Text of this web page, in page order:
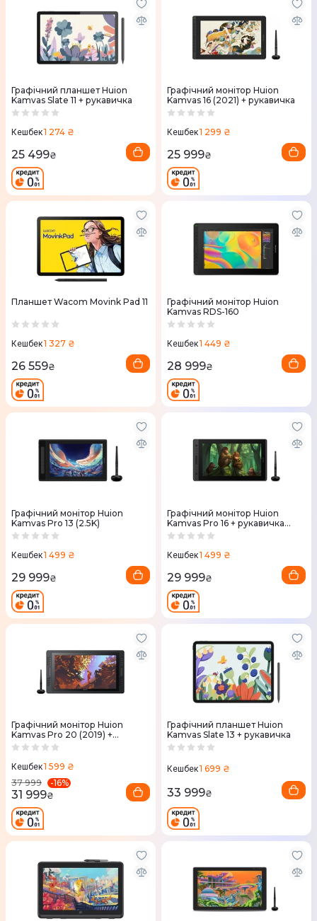
Графічний планшет Huion
Kamvas Slate 11 + рукавичка
Кешбек1 274 ₴
25 499₴
Графічний монітор Huion
Kamvas 16 (2021) + рукавичка
Кешбек1 299 ₴
25 999₴
Планшет Wacom Movink Pad 11
Кешбек1 327 ₴
26 559₴
Графічний монітор Huion
Kamvas RDS-160
Кешбек1 449 ₴
28 999₴
Графічний монітор Huion
Kamvas Pro 13 (2.5K)
Кешбек1 499 ₴
29 999₴
Графічний монітор Huion
Kamvas Pro 16 + рукавичка
GT156
Кешбек1 499 ₴
29 999₴
Графічний монітор Huion
Kamvas Pro 20 (2019) +
рукавичка
Кешбек1 599 ₴
37 999
-16%
31 999₴
Графічний планшет Huion
Kamvas Slate 13 + рукавичка
Кешбек1 699 ₴
33 999₴